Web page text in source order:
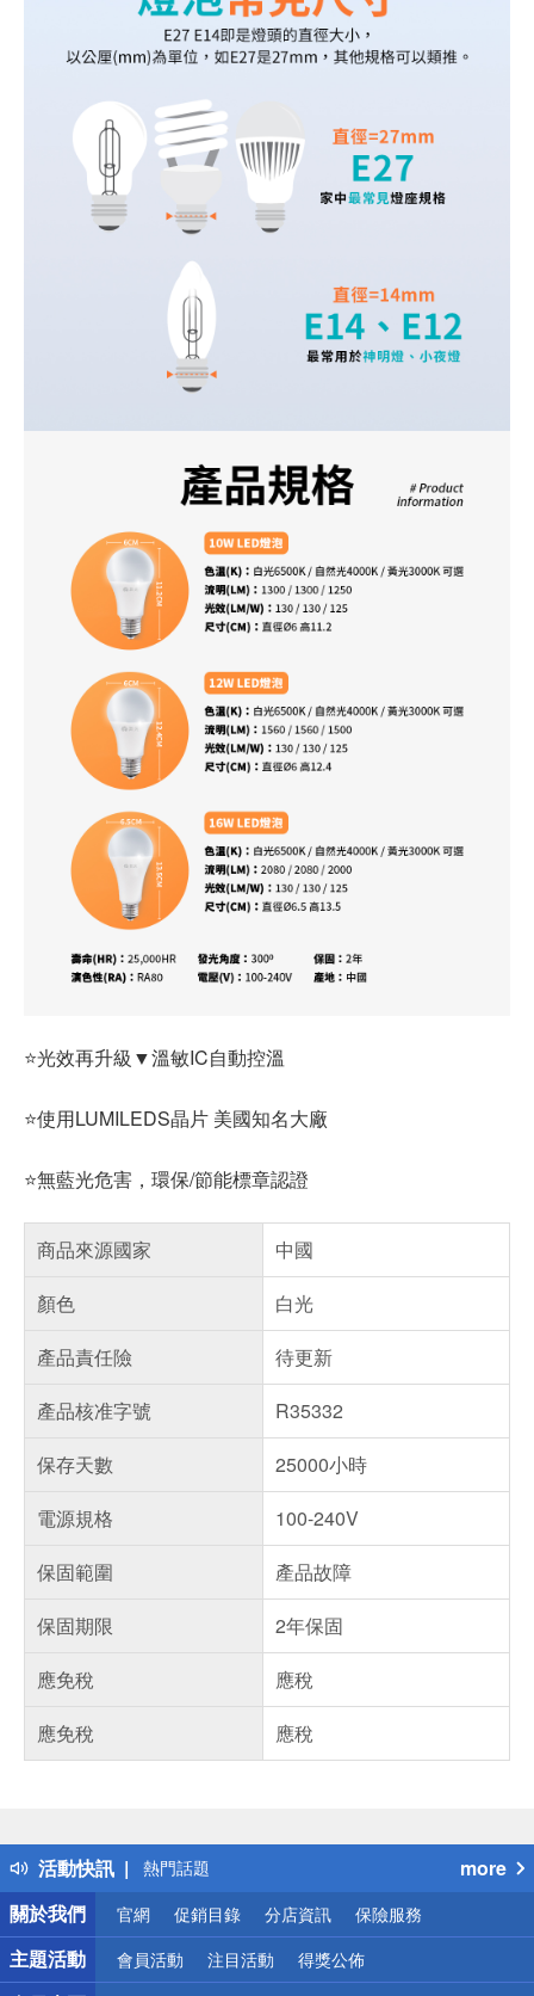
⭐光效再升級▼溫敏IC自動控溫
⭐使用LUMILEDS晶片 美國知名大廠
⭐無藍光危害，環保/節能標章認證
商品來源國家
中國
顏色
白光
產品責任險
待更新
產品核准字號
R35332
保存天數
25000小時
電源規格
100-240V
保固範圍
產品故障
保固期限
2年保固
應免稅
應稅
應免稅
應稅
活動快訊
得獎公告
熱門話題
銀行優惠
偏遠地區配送
詐騙網頁！請小心！
more
關於我們
官網 促銷目錄 分店資訊 保險服務
主題活動 會員活動 注目活動 得獎公佈